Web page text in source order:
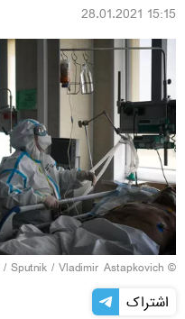
15:15 28.01.2021
© Sputnik / Vladimir Astapkovich
/
اشتراک